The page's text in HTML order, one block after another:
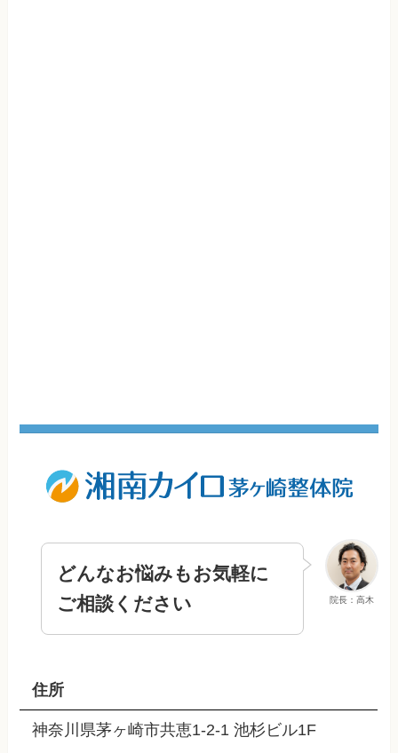
院長：高木
どんなお悩みもお気軽に
ご相談ください
住所
神奈川県茅ヶ崎市共恵1-2-1 池杉ビル1F